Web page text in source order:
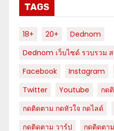
TAGS
18+ 20+
Dednom
Dednom เว็บไซด์ รวบรวม
Facebook
Instagram
Twitter
Youtube กด
กดติดตาม กดหัวใจ กดไลด์
กดติดตาม วาร์ป
กดติดตา